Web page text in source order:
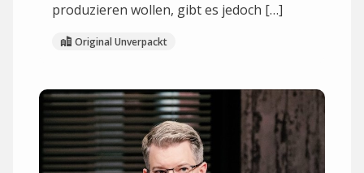
produzieren wollen, gibt es jedoch […]
Original Unverpackt